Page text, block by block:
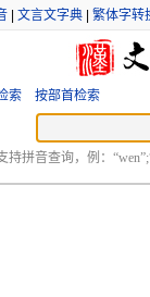
文言文字典 繁体字转
索 按部首检索
持拼音查询，例：